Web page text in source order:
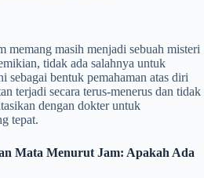
memang masih menjadi sebuah misteri
tidak ada salahnya untuk
sebagai bentuk pemahaman atas diri
terjadi secara terus-menerus dan tidak
dengan dokter untuk
tepat.
Mata Menurut Jam: Apakah Ada